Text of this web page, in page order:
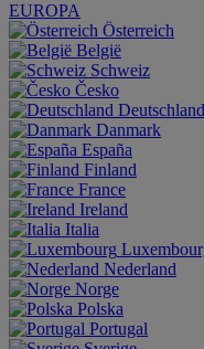
EUROPA
Österreich
België
Schweiz
Česko
Deutschland
Danmark
España
Finland
France
Ireland
Italia
Nederland
Norge
Polska
Portugal